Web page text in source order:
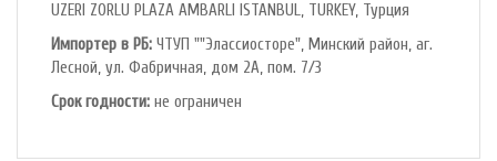
UZERI ZORLU PLAZA AMBARLI ISTANBUL, TURKEY, Турция
Импортер в РБ: ЧТУП ""Элассиосторе", Минский район, аг.
Лесной, ул. Фабричная, дом 2А, пом. 7/3
Срок годности: не ограничен